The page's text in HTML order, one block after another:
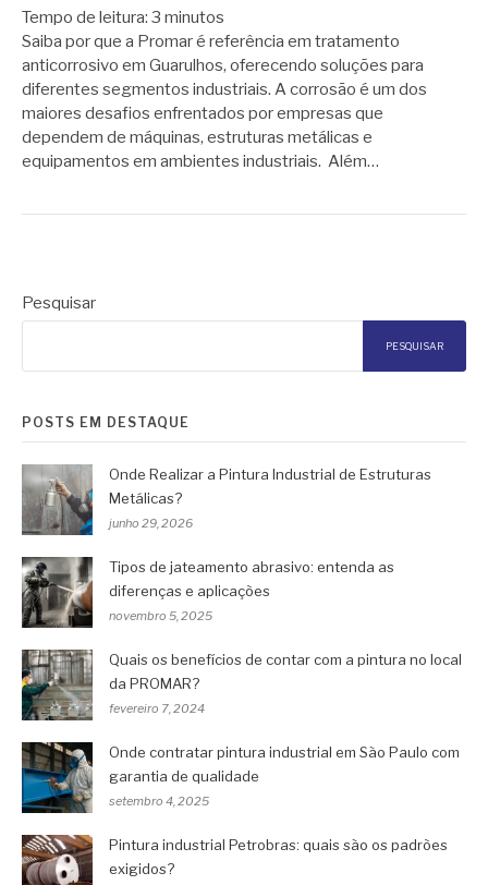
Tempo de leitura: 3 minutos
Saiba por que a Promar é referência em tratamento
anticorrosivo em Guarulhos, oferecendo soluções para
diferentes segmentos industriais. A corrosão é um dos
maiores desafios enfrentados por empresas que
dependem de máquinas, estruturas metálicas e
equipamentos em ambientes industriais. Além…
Pesquisar
PESQUISAR
POSTS EM DESTAQUE
Onde Realizar a Pintura Industrial de Estruturas
Metálicas?
junho 29, 2026
Tipos de jateamento abrasivo: entenda as
diferenças e aplicações
novembro 5, 2025
Quais os benefícios de contar com a pintura no local
da PROMAR?
fevereiro 7, 2024
Onde contratar pintura industrial em São Paulo com
garantia de qualidade
setembro 4, 2025
Pintura industrial Petrobras: quais são os padrões
exigidos?